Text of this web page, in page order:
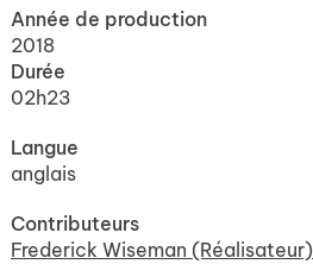
Année de production
2018
Durée
02h23
Langue
anglais
Contributeurs
Frederick Wiseman (Réalisateur)